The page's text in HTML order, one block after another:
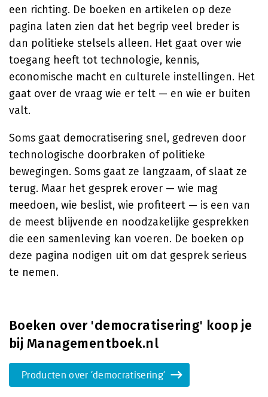
een richting. De boeken en artikelen op deze
pagina laten zien dat het begrip veel breder is
dan politieke stelsels alleen. Het gaat over wie
toegang heeft tot technologie, kennis,
economische macht en culturele instellingen. Het
gaat over de vraag wie er telt — en wie er buiten
valt.
Soms gaat democratisering snel, gedreven door
technologische doorbraken of politieke
bewegingen. Soms gaat ze langzaam, of slaat ze
terug. Maar het gesprek erover — wie mag
meedoen, wie beslist, wie profiteert — is een van
de meest blijvende en noodzakelijke gesprekken
die een samenleving kan voeren. De boeken op
deze pagina nodigen uit om dat gesprek serieus
te nemen.
Boeken over 'democratisering' koop je
bij Managementboek.nl
Producten over 'democratisering'